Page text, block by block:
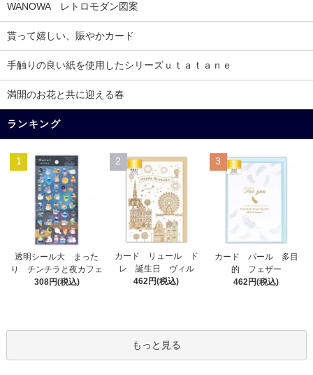
WANOWA レトロモダン図案
貰って嬉しい、賑やかカード
手触りの良い紙を使用したシリーズｕｔａｔａｎｅ
満開のお花と共に迎える春
ランキング
1
透明シール大 まった
り チンチラと夜カフェ
308円(税込)
2
カード リュール ド
レ 誕生日 ヴィル
462円(税込)
3
カード パール 多目
的 フェザー
462円(税込)
もっと見る